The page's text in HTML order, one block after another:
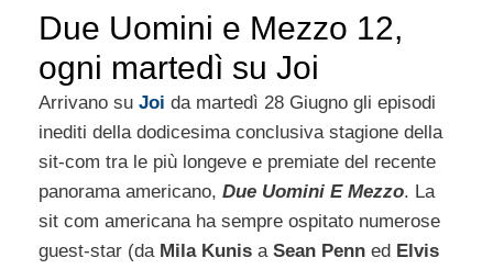
Due Uomini e Mezzo 12,
ogni martedì su Joi
Arrivano su Joi da martedì 28 Giugno gli episodi
inediti della dodicesima conclusiva stagione della
sit-com tra le più longeve e premiate del recente
panorama americano, Due Uomini E Mezzo. La
sit com americana ha sempre ospitato numerose
guest-star (da Mila Kunis a Sean Penn ed Elvis